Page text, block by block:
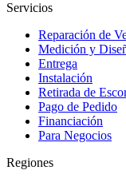
Servicios
Reparación de
Medición y
Entrega
Instalación
Retirada de
Pago de Pedido
Financiación
Para Negocios
Regiones